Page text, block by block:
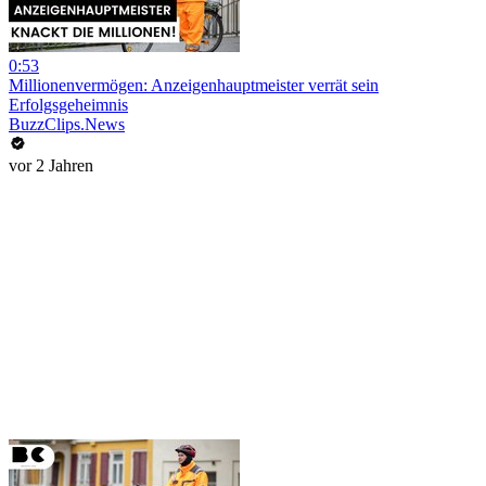
0:53
Millionenvermögen: Anzeigenhauptmeister verrät sein
Erfolgsgeheimnis
BuzzClips.News
vor 2 Jahren